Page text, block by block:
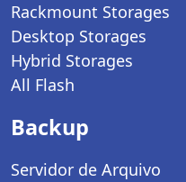
Rackmount Storages
Desktop Storages
Hybrid Storages
All Flash
Backup
Servidor de Arquivo